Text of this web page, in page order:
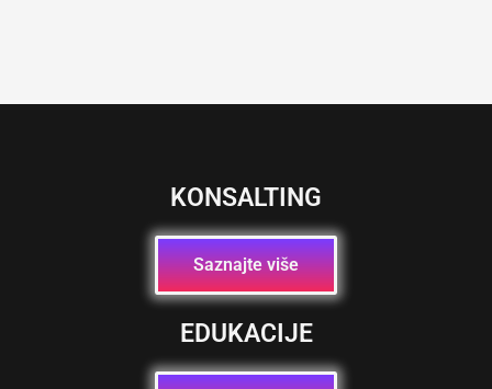
KONSALTING
Saznajte više
EDUKACIJE